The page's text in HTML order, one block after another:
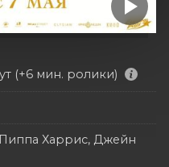
(+6 мин. ролики)
Харрис, Джейн